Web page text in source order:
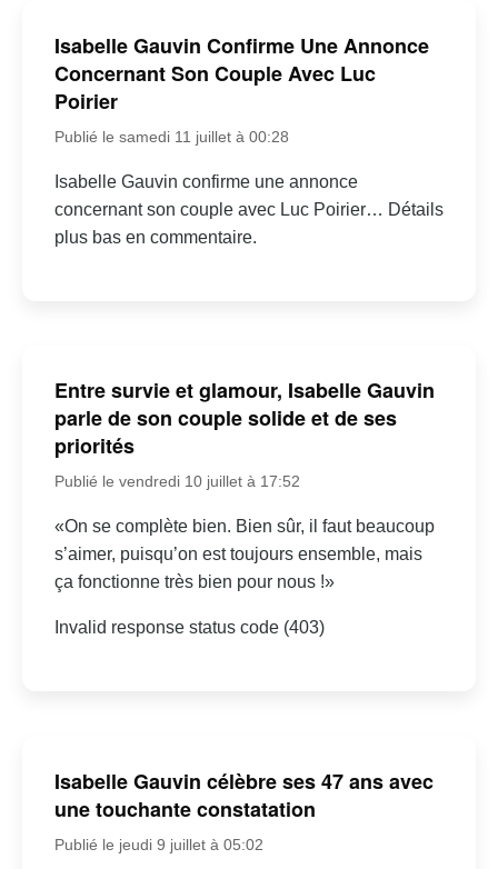
Isabelle Gauvin Confirme Une Annonce
Concernant Son Couple Avec Luc
Poirier
Publié le samedi 11 juillet à 00:28
Isabelle Gauvin confirme une annonce
concernant son couple avec Luc Poirier… Détails
plus bas en commentaire.
Entre survie et glamour, Isabelle Gauvin
parle de son couple solide et de ses
priorités
Publié le vendredi 10 juillet à 17:52
«On se complète bien. Bien sûr, il faut beaucoup
s’aimer, puisqu’on est toujours ensemble, mais
ça fonctionne très bien pour nous !»
Invalid response status code (403)
Isabelle Gauvin célèbre ses 47 ans avec
une touchante constatation
Publié le jeudi 9 juillet à 05:02